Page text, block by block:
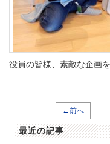
役員の皆様、素敵な企画
←前へ
最近の記事